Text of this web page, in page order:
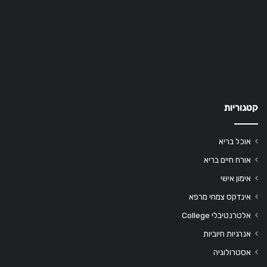
קטגוריות
אוכל בריא
אורח חיים בריא
אימון אישי
אינדקס צמחי מרפא
אלטרנטיבלי College
אנרגיות חיוביות
אסטרולוגיה